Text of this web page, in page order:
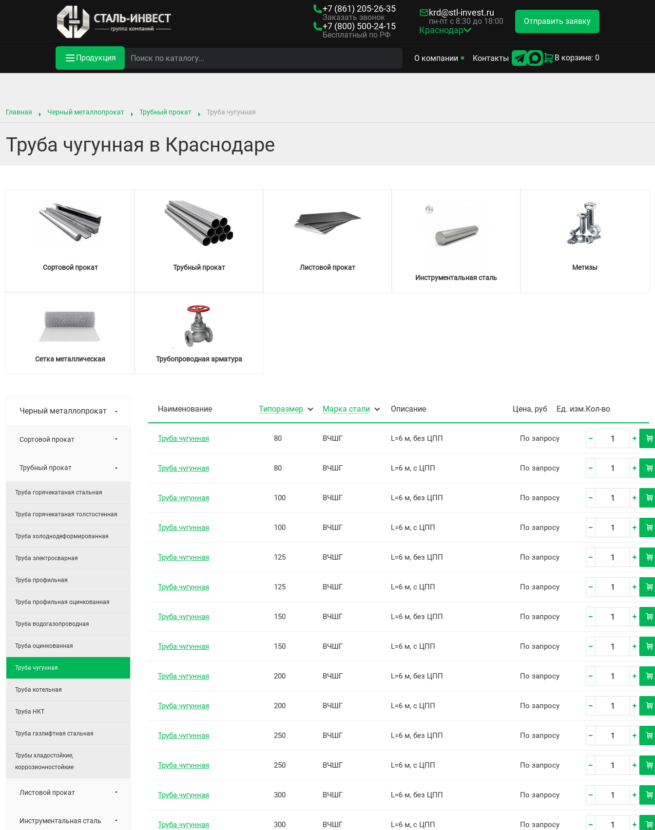
+7 (861) 205-26-35
Заказать звонок
+7 (800) 500-24-15
Бесплатный по РФ
krd@stl-invest.ru
пн-пт с 8:30 до 18:00
Краснодар
Отправить заявку
Продукция О компании Контакты В корзине: 0
Главная Черный металлопрокат Трубный прокат Труба чугунная
Труба чугунная в Краснодаре
Сортовой прокат Трубный прокат
Листовой прокат
Инструментальная сталь
Метизы
Сетка металлическая Трубопроводная арматура
Черный металлопрокат
Сортовой прокат
Трубный прокат
Труба горячекатаная стальная
Труба горячекатаная толстостенная
Труба холоднодеформированная
Труба электросварная
Труба профильная
Труба профильная оцинкованная
Труба водогазопроводная
Труба оцинкованная
Труба чугунная
Труба котельная
Труба НКТ
Труба газлифтная стальная
Трубы хладостойкие,
коррозионностойкие
Листовой прокат
Инструментальная сталь
Наименование Типоразмер Марка стали Описание Цена, руб Ед. изм. Кол-во
Труба чугунная 80 ВЧШГ L=6 м, без ЦПП По запросу
Труба чугунная 80 ВЧШГ L=6 м, с ЦПП По запросу
Труба чугунная 100 ВЧШГ L=6 м, без ЦПП По запросу
Труба чугунная 100 ВЧШГ L=6 м, с ЦПП По запросу
Труба чугунная 125 ВЧШГ L=6 м, без ЦПП По запросу
Труба чугунная 125 ВЧШГ L=6 м, с ЦПП По запросу
Труба чугунная 150 ВЧШГ L=6 м, без ЦПП По запросу
Труба чугунная 150 ВЧШГ L=6 м, с ЦПП По запросу
Труба чугунная 200 ВЧШГ L=6 м, без ЦПП По запросу
Труба чугунная 200 ВЧШГ L=6 м, с ЦПП По запросу
Труба чугунная 250 ВЧШГ L=6 м, без ЦПП По запросу
Труба чугунная 250 ВЧШГ L=6 м, с ЦПП По запросу
Труба чугунная 300 ВЧШГ L=6 м, без ЦПП По запросу
Труба чугунная 300 ВЧШГ L=6 м, с ЦПП По запросу